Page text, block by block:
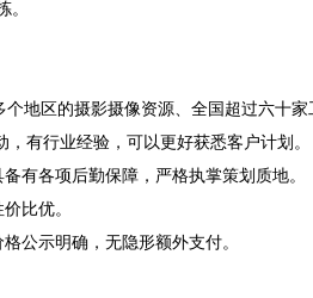
地区的摄影摄像资源、全国超过六十
有行业经验，可以更好获悉客户计划。
有各项后勤保障，严格执掌策划质地。
比优。
公示明确，无隐形额外支付。